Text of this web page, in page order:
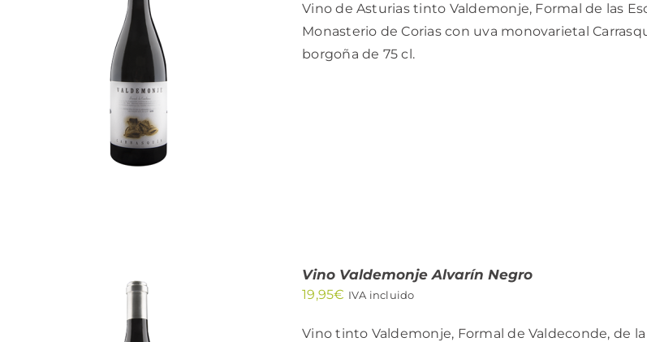
AÑADIR AL CARRITO
QUICK VIEW
Vino de Asturias tinto Valdemonje, Formal de las
Monasterio de Corias con uva monovarietal
borgoña de 75 cl.
Vino Valdemonje Alvarín Negro
19,95€ IVA incluido
Vino tinto Valdemonje, Formal de Valdeconde, de